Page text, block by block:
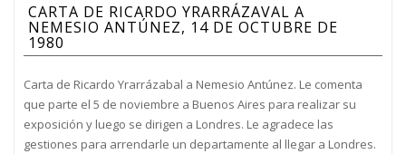
CARTA DE RICARDO YRARRÁZAVAL A
NEMESIO ANTÚNEZ, 14 DE OCTUBRE DE
1980
Carta de Ricardo Yrarrázabal a Nemesio Antúnez. Le comenta
que parte el 5 de noviembre a Buenos Aires para realizar su
exposición y luego se dirigen a Londres. Le agradece las
gestiones para arrendarle un departamente al llegar a Londres.